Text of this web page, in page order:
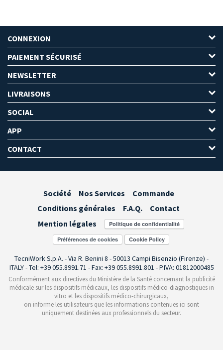
CONNEXION
PAIEMENT SÉCURISÉ
NEWSLETTER
LIVRAISONS
SOCIAL
APP
CONTACT
Société Nos Services
Commande
Conditions générales
F.A.Q.
Contact
Mention légales
Préférences de cookies
TecniWork S.p.A. - Via R. Benini 8 - 50013 Campi Bisenzio (Firenze) -
ITALY - Tel: +39 055.8991.71 - Fax: +39 055.8991.801 - P.IVA: 01812000485
Conformément aux directives du Ministère de la Santé concernant la publicité
médicale sur les dispositifs médicaux, les dispositifs médico-diagnostiques in
vitro et les dispositifs médico-chirurgicaux,
on informe les utilisateurs que les informations contenues ici sont
uniquement destinées aux professionnels du secteur.